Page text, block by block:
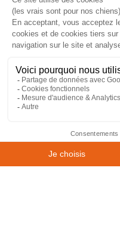
loi 1901, reconnue
recevoir des dons,
des reçus fiscaux.